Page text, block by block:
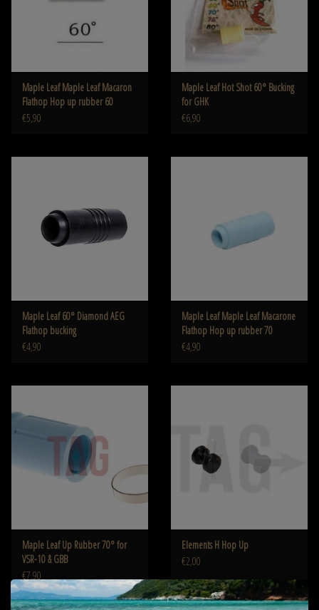
Maple Leaf Maple Leaf Macaron
Flathop Hop up rubber 60
€5,90
Maple Leaf Hot Shot 60° Bucking
for GHK
€6,90
Maple Leaf 60° Diamond AEG
Flathop bucking
€4,90
Maple Leaf Maple Leaf Macarone
Flathop Hop up rubber 70
€4,90
Maple Leaf Up Rubber 70° for
VSR-10 & GBB
€7,90
Elements H Hop Up
€2,00